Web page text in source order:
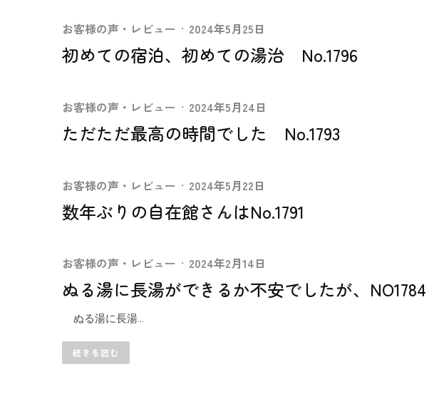
お客様の声・レビュー · 2024年5月25日
初めての宿泊、初めての湯治 No.1796
お客様の声・レビュー · 2024年5月24日
ただただ最高の時間でした No.1793
お客様の声・レビュー · 2024年5月22日
数年ぶりの自在館さんはNo.1791
お客様の声・レビュー · 2024年2月14日
ぬる湯に長湯ができるか不安でしたが、NO1784
ぬる湯に長湯...
続きを読む